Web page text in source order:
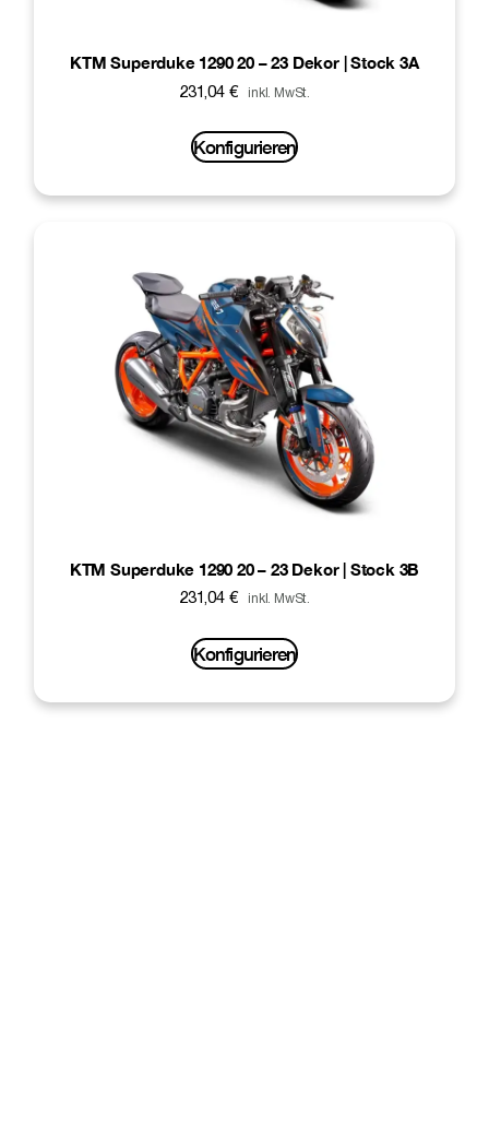
KTM Superduke 1290 20 – 23 Dekor | Stock 3A
231,04 € inkl. MwSt.
Konfigurieren
KTM Superduke 1290 20 – 23 Dekor | Stock 3B
231,04 € inkl. MwSt.
Konfigurieren